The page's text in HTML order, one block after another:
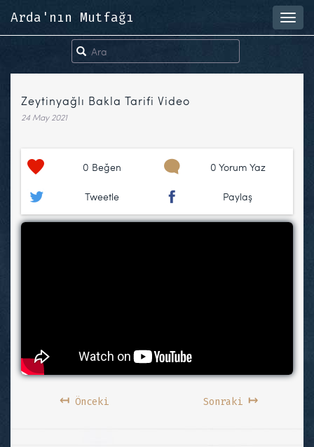
Arda'nın Mutfağı
Zeytinyağlı Bakla Tarifi Video
24 May 2021
0 Beğen 0 Yorum Yaz
Tweetle Paylaş
↤Önceki Sonraki ↦